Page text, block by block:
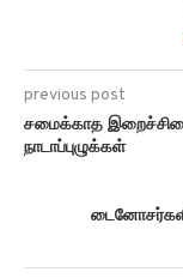
previous post
சமைக்காத இறைச்சியை
நாடாப்புழுக்கள்